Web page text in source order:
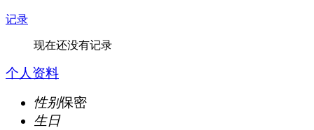
记录
现在还没有记录
个人资料
性别保密
生日